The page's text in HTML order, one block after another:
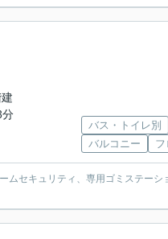
分
バス・トイレ別
バルコニー
セキュリティ、専用ゴミステー